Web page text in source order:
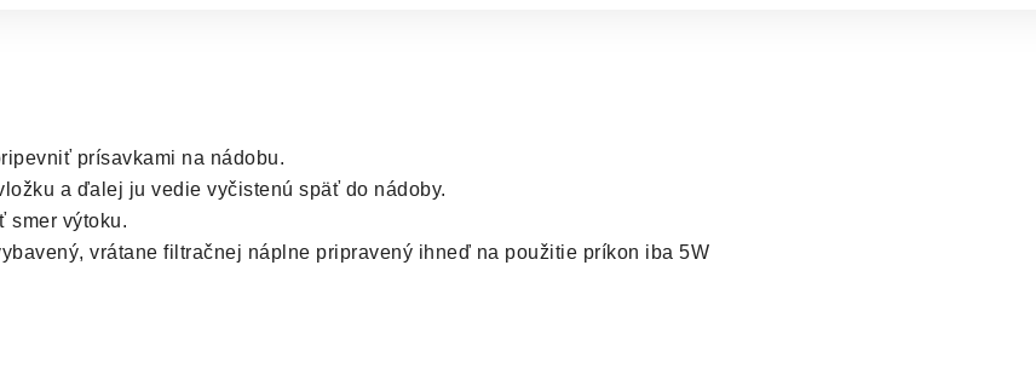
prísavkami na nádobu.
a ďalej ju vedie vyčistenú späť do nádoby.
smer výtoku.
vrátane filtračnej náplne pripravený ihneď na použitie príkon iba 5W